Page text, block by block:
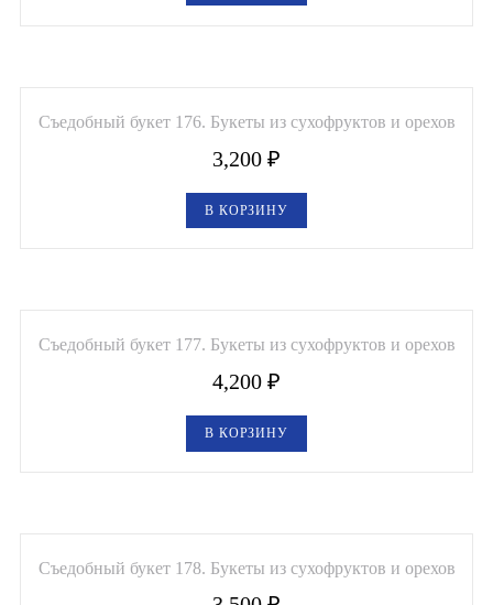
Съедобный букет 176. Букеты из сухофруктов и орехов
3,200 ₽
В КОРЗИНУ
Съедобный букет 177. Букеты из сухофруктов и орехов
4,200 ₽
В КОРЗИНУ
Съедобный букет 178. Букеты из сухофруктов и орехов